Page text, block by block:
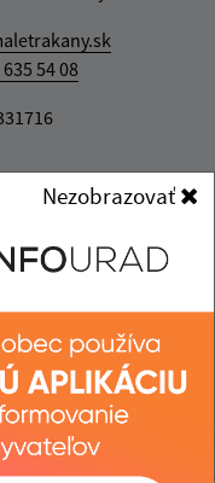
Nezobrazovať
54 08